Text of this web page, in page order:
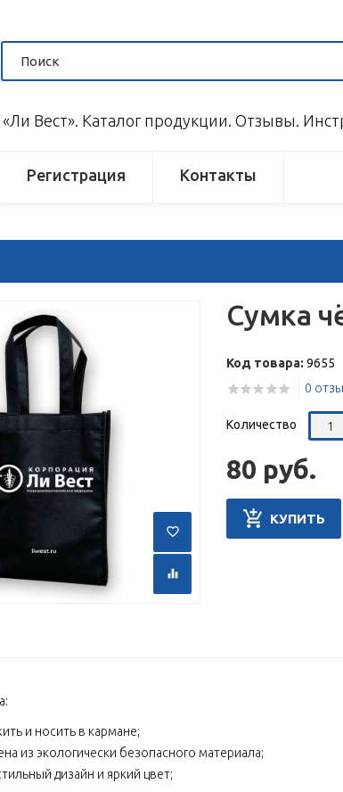
Вест». Каталог продукции. Отзывы.
Регистрация Контакты
Сумка
Код товара: 9655
0
Количество
80 руб.
КУПИТЬ
и носить в кармане;
из экологически безопасного материала;
дизайн и яркий цвет;